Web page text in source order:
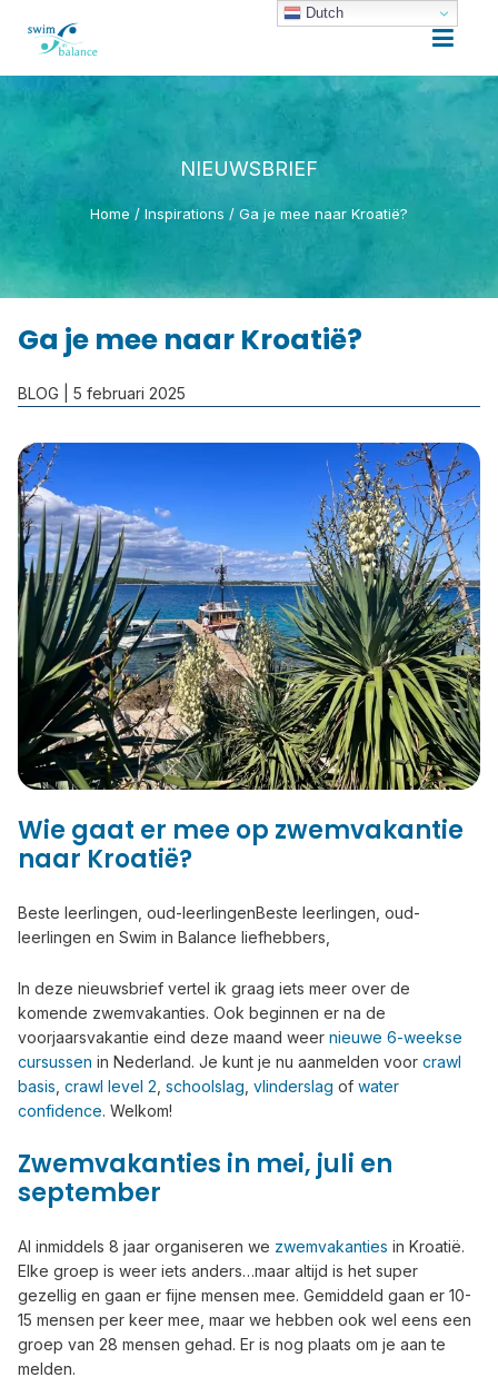
NIEUWSBRIEF
Home / Inspirations / Ga je mee naar Kroatië?
Ga je mee naar Kroatië?
BLOG | 5 februari 2025
Wie gaat er mee op zwemvakantie
naar Kroatië?
Beste leerlingen, oud-leerlingenBeste leerlingen, oud-
leerlingen en Swim in Balance liefhebbers,
In deze nieuwsbrief vertel ik graag iets meer over de
komende zwemvakanties. Ook beginnen er na de
voorjaarsvakantie eind deze maand weer nieuwe 6-weekse
cursussen in Nederland. Je kunt je nu aanmelden voor crawl
basis crawl level 2 schoolslag vlinderslag of water
confidence. Welkom!
Zwemvakanties in mei, juli en
september
Al inmiddels 8 jaar organiseren we zwemvakanties in Kroatië.
Elke groep is weer iets anders…maar altijd is het super
gezellig en gaan er fijne mensen mee. Gemiddeld gaan er 10-
15 mensen per keer mee, maar we hebben ook wel eens een
groep van 28 mensen gehad. Er is nog plaats om je aan te
melden.
Dutch